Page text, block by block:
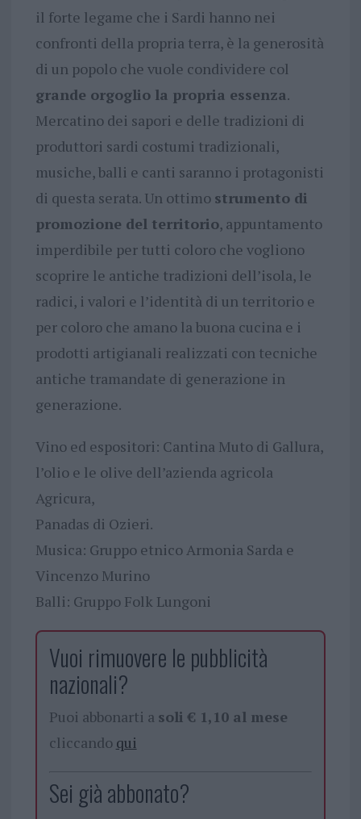
il forte legame che i Sardi hanno nei
confronti della propria terra, è la generosità
di un popolo che vuole condividere col
grande orgoglio la propria essenza.
Mercatino dei sapori e delle tradizioni di
produttori sardi costumi tradizionali,
musiche, balli e canti saranno i protagonisti
di questa serata. Un ottimo strumento di
promozione del territorio, appuntamento
imperdibile per tutti coloro che vogliono
scoprire le antiche tradizioni dell’isola, le
radici, i valori e l’identità di un territorio e
per coloro che amano la buona cucina e i
prodotti artigianali realizzati con tecniche
antiche tramandate di generazione in
generazione.
Vino ed espositori: Cantina Muto di Gallura,
l’olio e le olive dell’azienda agricola
Agricura,
Panadas di Ozieri.
Musica: Gruppo etnico Armonia Sarda e
Vincenzo Murino
Balli: Gruppo Folk Lungoni
Vuoi rimuovere le pubblicità
nazionali?
Puoi abbonarti a soli € 1,10 al mese
cliccando qui
Sei già abbonato?